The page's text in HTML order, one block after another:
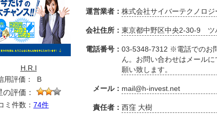
H.R.I
用評価：
B
の評価：
ミ件数： 74件
運営業者： 株式会社サイバーテクノロジ
会社住所： 東京都中野区中央2-30-9 ツ
電話番号： 03-5348-7312 ※電話でのお
ん。お問い合わせはメール
願い致します。
メール： mail@h-invest.net
責任者： 西窪 大樹